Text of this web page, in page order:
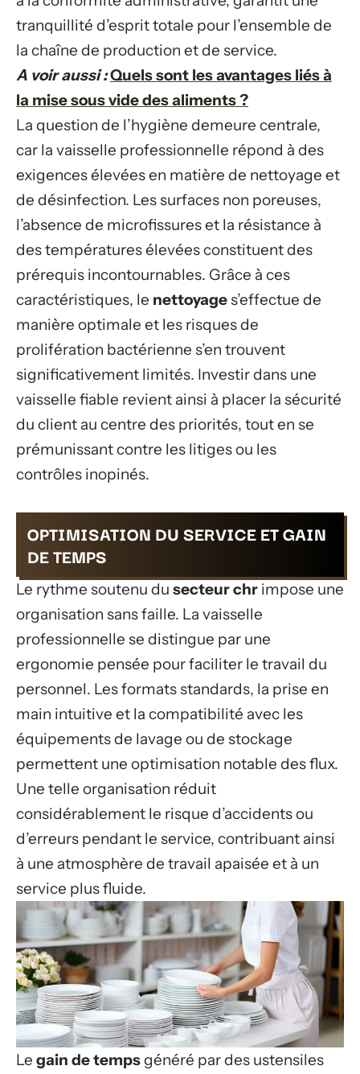
tranquillité d’esprit totale pour l’ensemble de
la chaîne de production et de service.
A voir aussi :Quels sont les avantages liés à
la mise sous vide des aliments ?
La question de l’hygiène demeure centrale,
car la vaisselle professionnelle répond à des
exigences élevées en matière de nettoyage et
de désinfection. Les surfaces non poreuses,
l’absence de microfissures et la résistance à
des températures élevées constituent des
prérequis incontournables. Grâce à ces
caractéristiques, le nettoyages’effectue de
manière optimale et les risques de
prolifération bactérienne s’en trouvent
significativement limités. Investir dans une
vaisselle fiable revient ainsi à placer la sécurité
du client au centre des priorités, tout en se
prémunissant contre les litiges ou les
contrôles inopinés.
OPTIMISATION DU SERVICE ET GAIN
DE TEMPS
Le rythme soutenu du secteur chr impose une
organisation sans faille. La vaisselle
professionnelle se distingue par une
ergonomie pensée pour faciliter le travail du
personnel. Les formats standards, la prise en
main intuitive et la compatibilité avec les
équipements de lavage ou de stockage
permettent une optimisation notable des flux.
Une telle organisation réduit
considérablement le risque d’accidents ou
d’erreurs pendant le service, contribuant ainsi
à une atmosphère de travail apaisée et à un
service plus fluide.
Le gain de tempsgénéré par des ustensiles